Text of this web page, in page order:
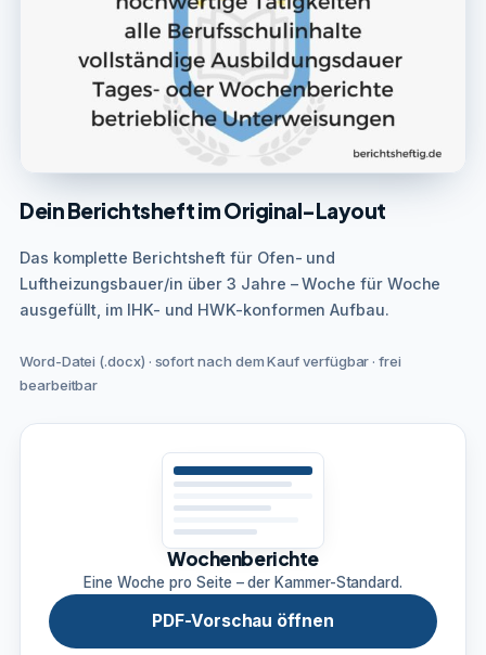
Dein Berichtsheft im Original-Layout
Das komplette Berichtsheft für Ofen- und
Luftheizungsbauer/in über 3 Jahre – Woche für Woche
ausgefüllt, im IHK- und HWK-konformen Aufbau.
Word-Datei (.docx) · sofort nach dem Kauf verfügbar · frei
bearbeitbar
Wochenberichte
Eine Woche pro Seite – der Kammer-Standard.
PDF-Vorschau öffnen